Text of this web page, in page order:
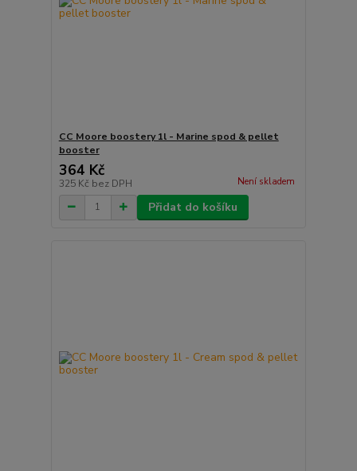
CC Moore boostery 1l - Marine spod & pellet
booster
364 Kč
325 Kč bez DPH Není skladem
Přidat do košíku